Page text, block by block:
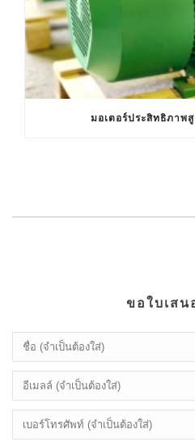
มอเตอร์ประสิทธิภาพสู
ขอใบเสน